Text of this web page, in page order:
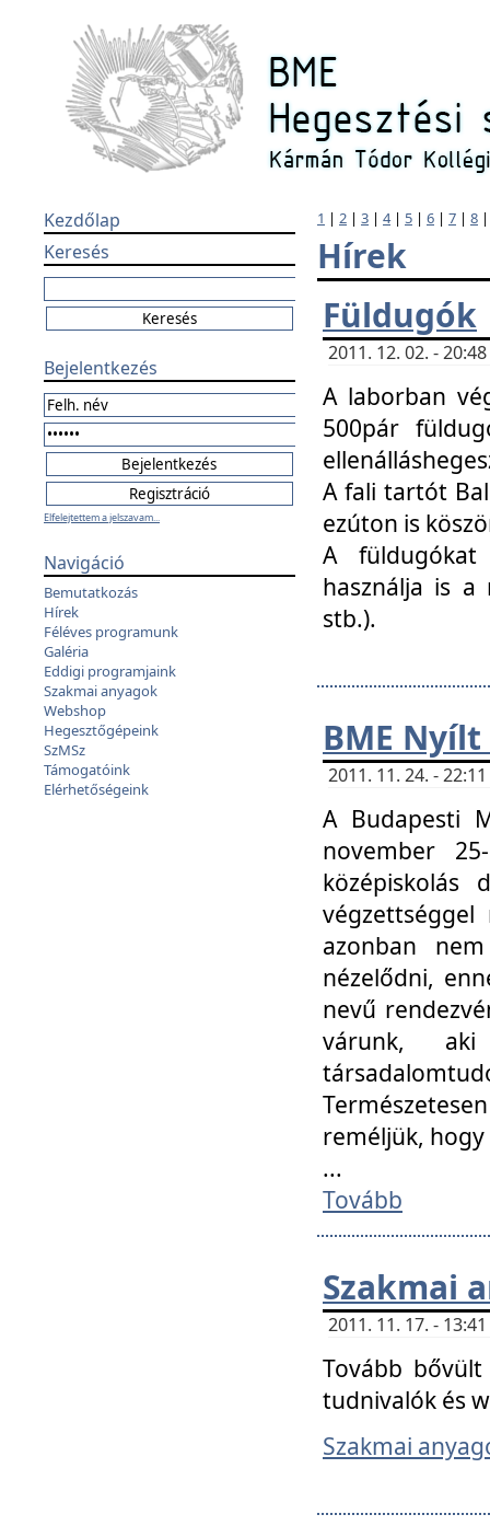
Kezdőlap
Keresés
Bejelentkezés
Elfelejtettem a jelszavam...
Navigáció
Bemutatkozás
Hírek
Féléves programunk
Galéria
Eddigi programjaink
Szakmai anyagok
Webshop
Hegesztőgépeink
SzMSz
Támogatóink
Elérhetőségeink
1 | 2 | 3 | 4| 5 | 6 | 7 | 8
Hírek
Füldugók
2011. 12. 02. -
A laborban
500pár
A fali tartót
ezúton is
A füldugókat
használja is a
stb.).
BME
2011. 11. 24. -
A Budapesti
november
középiskolás
azonban
nézelődni,
nevű
várunk, aki
reméljük,
...
Tovább
Szakmai
2011. 11. 17. -
Tovább bővült
tudnivalók és
Szakmai